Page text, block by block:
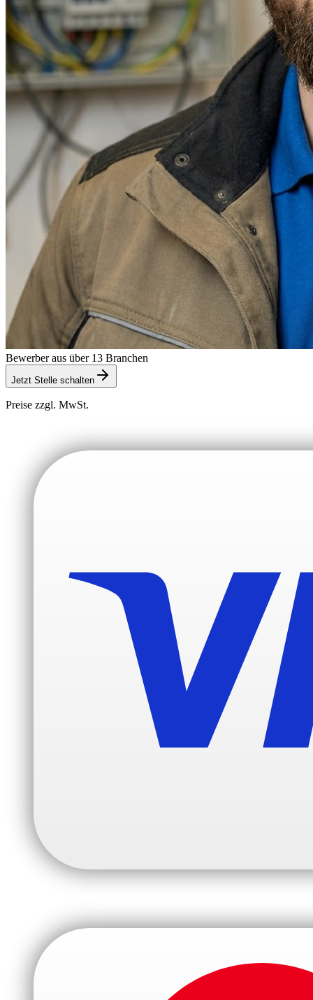
Bewerber aus über 13 Branchen
Jetzt Stelle schalten
Preise zzgl. MwSt.